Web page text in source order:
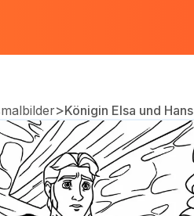
>Königin Elsa und Hans